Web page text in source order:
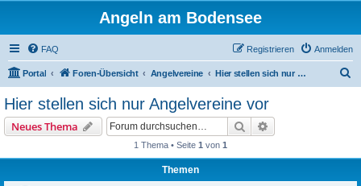
Angeln am Bodensee
FAQ Anmelden
Registrieren
Portal Foren-Übersicht Angelvereine Hier stellen sich nur Angelvereine vor
Hier stellen sich nur Angelvereine vor
Neues Thema Suche
1 Thema • Seite 1 von 1
Themen